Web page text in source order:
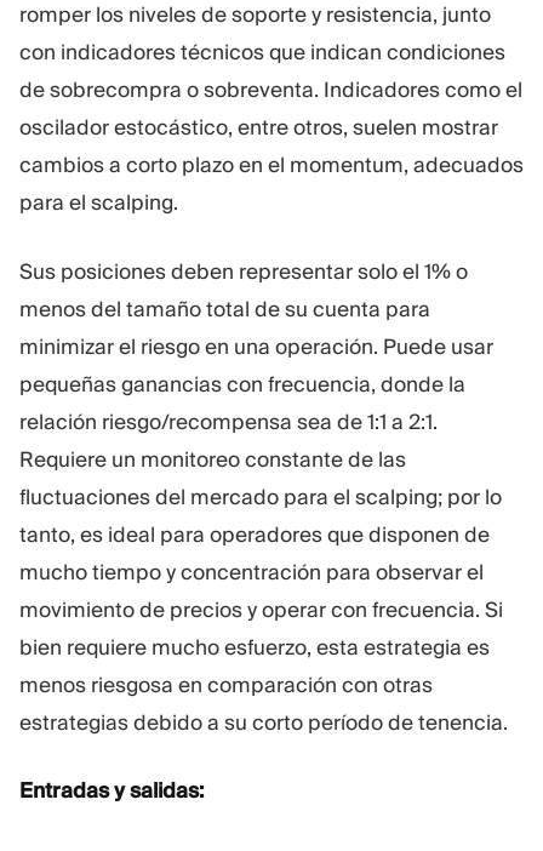
romper los niveles de soporte y resistencia, junto
con indicadores técnicos que indican condiciones
de sobrecompra o sobreventa. Indicadores como el
oscilador estocástico, entre otros, suelen mostrar
cambios a corto plazo en el momentum, adecuados
para el scalping.
Sus posiciones deben representar solo el 1% o
menos del tamaño total de su cuenta para
minimizar el riesgo en una operación. Puede usar
pequeñas ganancias con frecuencia, donde la
relación riesgo/recompensa sea de 1:1 a 2:1.
Requiere un monitoreo constante de las
fluctuaciones del mercado para el scalping; por lo
tanto, es ideal para operadores que disponen de
mucho tiempo y concentración para observar el
movimiento de precios y operar con frecuencia. Si
bien requiere mucho esfuerzo, esta estrategia es
menos riesgosa en comparación con otras
estrategias debido a su corto período de tenencia.
Entradas y salidas: